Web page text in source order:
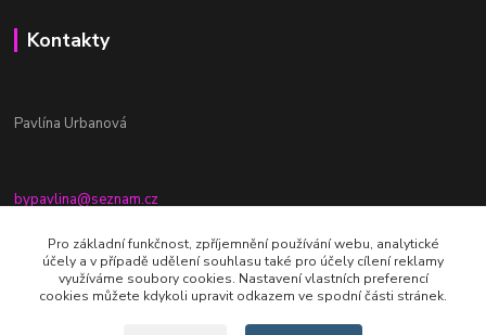
Kontakty
Pavlína Urbanová
bypavlina@seznam.cz
+420774917196
Fb stránka - By pavlina
Pro základní funkčnost, zpříjemnění používání webu, analytické
účely a v případě udělení souhlasu také pro účely cílení reklamy
využíváme soubory cookies. Nastavení vlastních preferencí
cookies můžete kdykoli upravit odkazem ve spodní části stránek.